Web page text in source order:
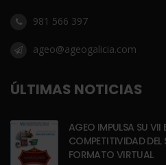
981 566 397
ageo@ageogalicia.com
ÚLTIMAS NOTICIAS
AGEO IMPULSA SU
COMPETITIVIDAD
FORMATO VIRTUAL